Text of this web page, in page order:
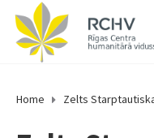
Home Zelts